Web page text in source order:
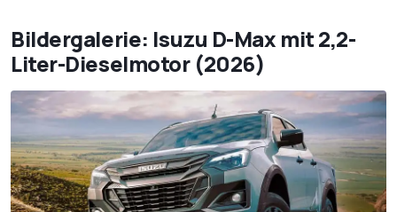
Bildergalerie: Isuzu D-Max mit 2,2-
Liter-Dieselmotor (2026)